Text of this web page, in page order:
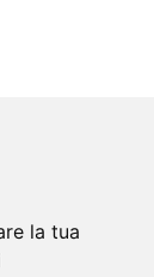
la tua